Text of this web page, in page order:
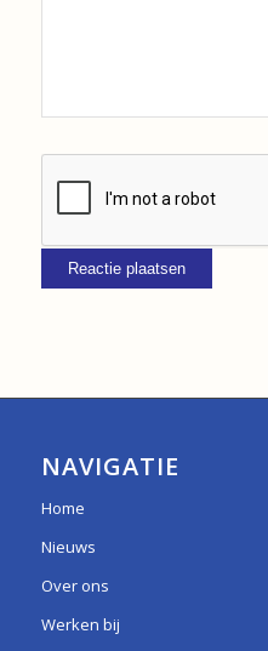
NAVIGATIE
Home
Nieuws
Over ons
Werken bij